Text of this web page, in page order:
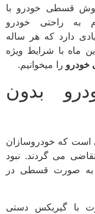
قسطی خودرو با
به راحتی خودرو
دارد که هر ساله
ماه با شرایط ویژه
را میخوانیم.
بدون
است که خودروسازان
می گردند. نبود
به صورت قسطی در
با گیربکس دستی